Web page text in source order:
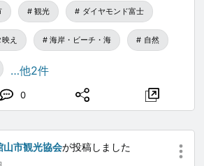
壯觀。加上是在沙灘上欣賞，大家幾
意。那一刻的浪漫氛圍令人沉醉，彷
了浪漫所需的一切元素。
了夢幻感，五彩繽紛、香氣四溢，讓
章魚燒的攤位特別多，我忍不住買了
。逛的時候，不自覺就會露出笑容，
也讓這一晚更加難忘。
会は、本当に魔法のような体験でし
に壮大でした！
違いなく水中花火🌊💫 — 海面を踊
まるで夢のようでした。
は、金色の柳の形をした花火が風に
。
布良海岸
布良海岸
布良崎神社あたり
布良漁港あたり
18:45 相浜漁港あたり
18:44 相浜海水浴場
18:44 平砂浦
18:44 平砂浦海岸
観光 ダイヤモンド富士
え 海岸・ビーチ・海 自然
…他2件
0
山市観光協会が投稿しました